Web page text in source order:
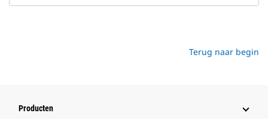
Terug naar begin
Producten